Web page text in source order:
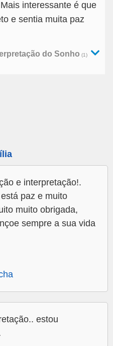
interessante é que
e sentia muita paz
do Sonho (1)
e interpretação!.
paz e muito
muito obrigada,
sempre a sua vida
estou